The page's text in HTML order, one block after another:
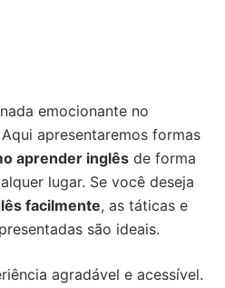
emocionante no
apresentaremos formas
aprender inglês de forma
lugar. Se você deseja
facilmente, as táticas e
são ideais.
agradável e acessível.